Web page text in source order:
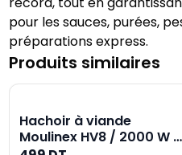
pour les sauces, purées,
préparations express.
Produits similaires
Hachoir à viande
Moulinex HV8 / 2000 W -